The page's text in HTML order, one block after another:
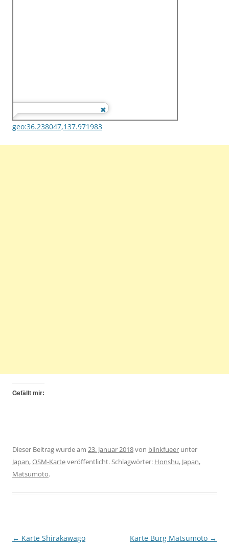
geo:36.238047,137.971983
Gefällt mir:
Dieser Beitrag wurde am 23. Januar 2018von blinkfueer unter
Japan,OSM-Karteveröffentlicht. Schlagwörter: Honshu, Japan,
Matsumoto.
Beitragsnavigation
← Karte Shirakawago Karte Burg Matsumoto →